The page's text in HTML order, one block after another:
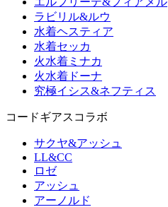
ラビリル&ルウ
水着ヘスティア
水着セッカ
火水着ミナカ
火水着ドーナ
究極イシス&ネフティス
コードギアスコラボ
サクヤ&アッシュ
LL&CC
ロゼ
アッシュ
アーノルド